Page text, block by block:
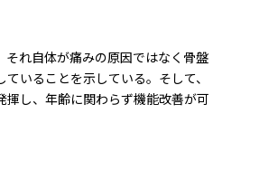
れ自体が痛みの原因ではなく骨盤
いることを示している。そして、
し、年齢に関わらず機能改善が可